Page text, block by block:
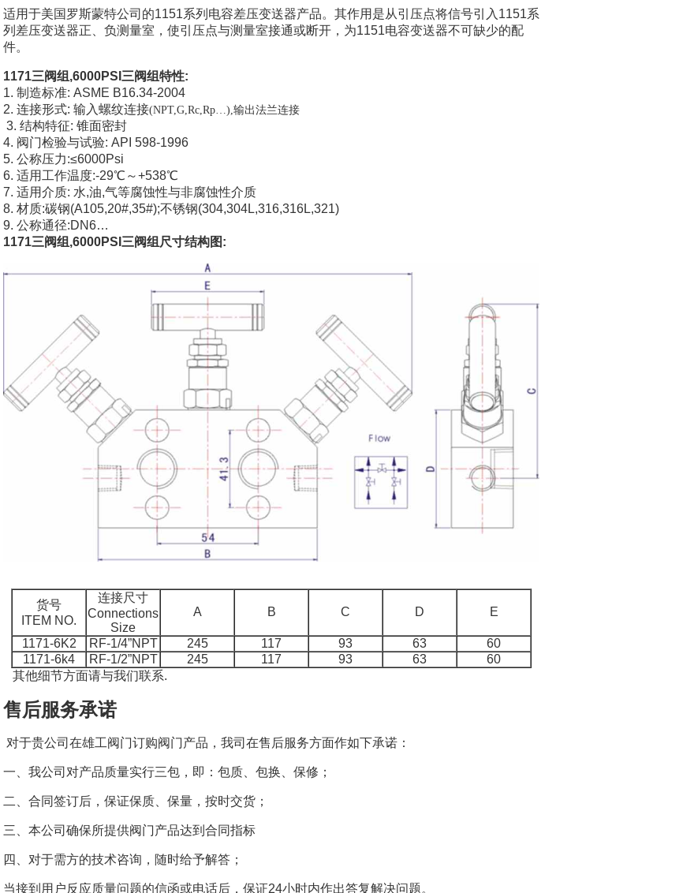
适用于美国罗斯蒙特公司的1151系列电容差压变送器产品。其作用是从引压点将信号引入1151系
列差压变送器正、负测量室，使引压点与测量室接通或断开，为1151电容变送器不可缺少的配
件。
1171三阀组,6000PSI三阀组特性:
1. 制造标准: ASME B16.34-2004
2. 连接形式: 输入螺纹连接(NPT,G,Rc,Rp…),输出法兰连接
3. 结构特征: 锥面密封
4. 阀门检验与试验: API 598-1996
5. 公称压力:≤6000Psi
6. 适用工作温度:-29℃～+538℃
7. 适用介质: 水,油,气等腐蚀性与非腐蚀性介质
8. 材质:碳钢(A105,20#,35#);不锈钢(304,304L,316,316L,321)
9. 公称通径:DN6…
1171三阀组,6000PSI三阀组尺寸结构图:
货号
ITEM NO.
连接尺寸
Connections
Size
A B C D E
1171-6K2 RF-1/4”NPT 245 117 93 63
60
1171-6k4
RF-1/2”NPT 245 117 93 63
60
其他细节方面请与我们联系.
售后服务承诺
对于贵公司在雄工阀门订购阀门产品，我司在售后服务方面作如下承诺：
一、我公司对产品质量实行三包，即：包质、包换、保修；
二、合同签订后，保证保质、保量，按时交货；
三、本公司确保所提供阀门产品达到合同指标
四、对于需方的技术咨询，随时给予解答；
当接到用户反应质量问题的信函或电话后，保证24小时内作出答复解决问题。